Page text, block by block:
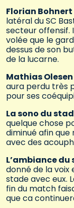
Florian Bohnert
latéral du SC
secteur offensif.
volée que le
dessus de son
de la lucarne.
Mathias Olesen
aura perdu très
pour ses
La sono du
quelque chose
diminué afin que
avec des
L’ambiance du
donné de la voix
stade avec eux.
fin du match
que ca